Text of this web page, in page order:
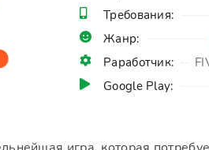
Требования:
Жанр:
Раработчик:
Google Play: